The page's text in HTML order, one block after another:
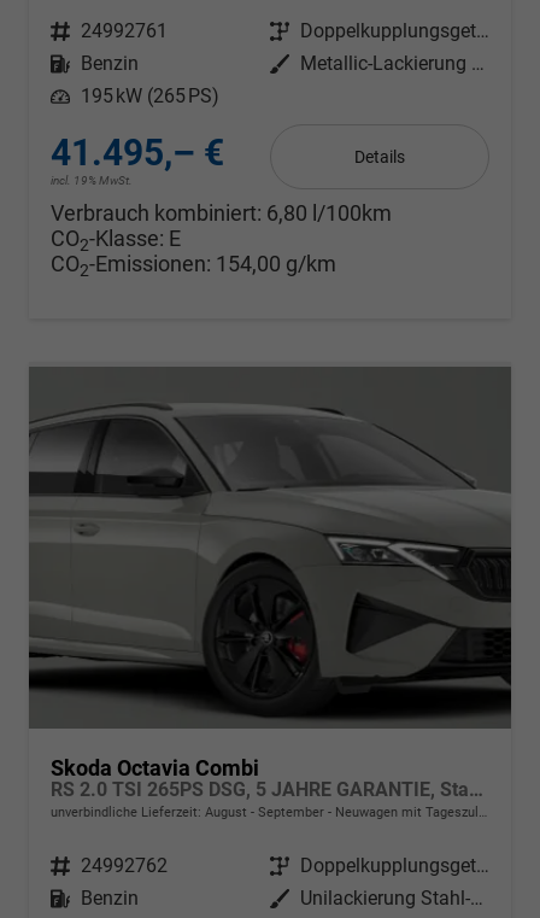
Fahrzeugnr. 24992761 Getriebe
Doppelkupplungsgetriebe (DSG)
Kraftstoff
Benzin Außenfarbe
Metallic-Lackierung Graphit-Grau
Leistung 195 kW (265 PS)
41.495,– €
incl. 19% MwSt.
Details
Verbrauch kombiniert: 6,80 l/100km
CO2-Klasse: E
CO2-Emissionen: 154,00 g/km
Skoda Octavia Combi
RS 2.0 TSI 265PS DSG, 5 JAHRE GARANTIE, Stahl-Grau, ANHÄNGERKUPPLUNG, 18"Alu, MATRIX-LED, NAVI, Elektr. Heckklappe, ACC, Kessy, Alarm, Climatronic, ParkAssist, PDC, Kamera, Sitzheizung, Privacy-Glas, Netztrennwand, Virtual Cockpit 10"
unverbindliche Lieferzeit: August - September Neuwagen mit Tageszulassung
Fahrzeugnr. 24992762 Getriebe
Doppelkupplungsgetriebe (DSG)
Kraftstoff
Benzin Außenfarbe
Unilackierung Stahl-Grau